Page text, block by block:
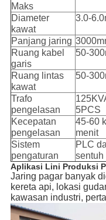
Maks
Diameter
kawat
3.0-
Panjang jaring
Ruang kabel
garis
50-
Ruang lintas
kawat
50-
Trafo
pengelasan
5PCS
Kecepatan
pengelasan
45-60
menit
Sistem
pengaturan
PLC
sentuh
Aplikasi Lini Produksi
Jaring pagar banyak
kereta api, lokasi
kawasan industri,